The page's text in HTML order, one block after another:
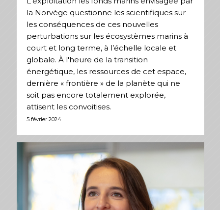
la Norvège questionne les scientifiques sur
les conséquences de ces nouvelles
perturbations sur les écosystèmes marins à
court et long terme, à l’échelle locale et
globale. À l'heure de la transition
énergétique, les ressources de cet espace,
dernière « frontière » de la planète qui ne
soit pas encore totalement explorée,
attisent les convoitises.
5 février 2024